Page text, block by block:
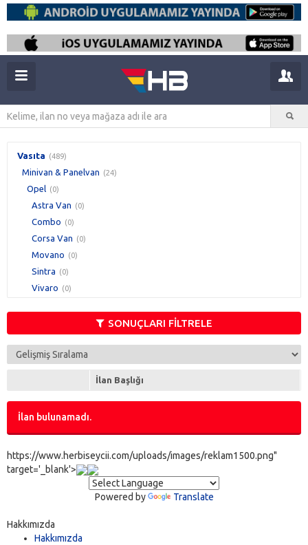
Vasıta (489)
Minivan & Panelvan (24)
Opel (0)
Astra Van (0)
Combo (0)
Corsa Van (0)
Movano (0)
Sintra (0)
Vivaro (0)
SONUÇLARI FİLTRELE
İlan Başlığı
İlan bulunamadı.
https://www.herbiseycii.com/uploads/images/reklam1500.png"
target='_blank'>
Powered by Translate
Hakkımızda
Hakkımızda